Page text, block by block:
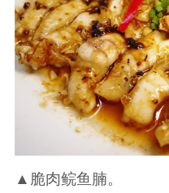
▲脆肉鲩鱼腩。